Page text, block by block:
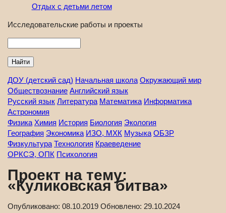
Отдых с детьми летом
Исследовательские работы и проекты
ДОУ (детский сад) Начальная школа Окружающий мир
Обществознание Английский язык
Русский язык Литература Математика Информатика
Астрономия
Физика Химия История Биология Экология
География Экономика ИЗО, МХК Музыка ОБЗР
Физкультура Технология Краеведение
ОРКСЭ, ОПК Психология
Проект на тему:
«Куликовская битва»
Опубликовано: 08.10.2019 Обновлено: 29.10.2024